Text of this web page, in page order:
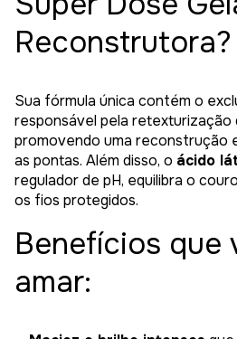
Reconstrutora?
Sua fórmula única contém o
responsável pela retexturização
promovendo uma reconstrução
as pontas. Além disso, o ácido
regulador de pH, equilibra o
os fios protegidos.
Benefícios que
amar: